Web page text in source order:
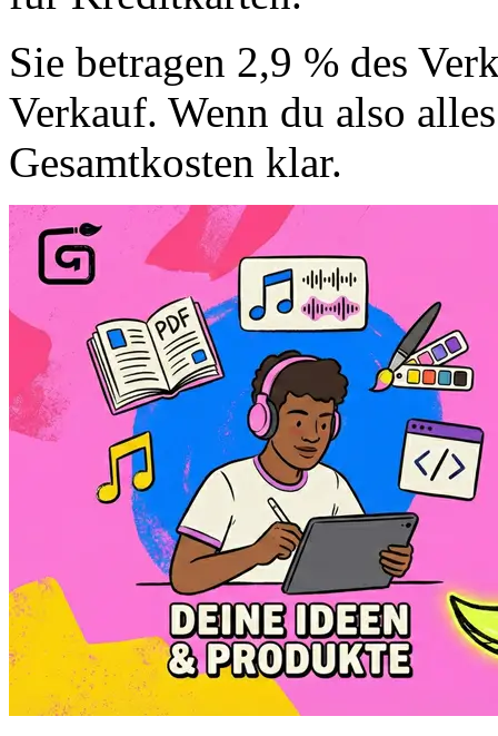
Sie betragen 2,9 % des
Verkauf. Wenn du also
Gesamtkosten klar.